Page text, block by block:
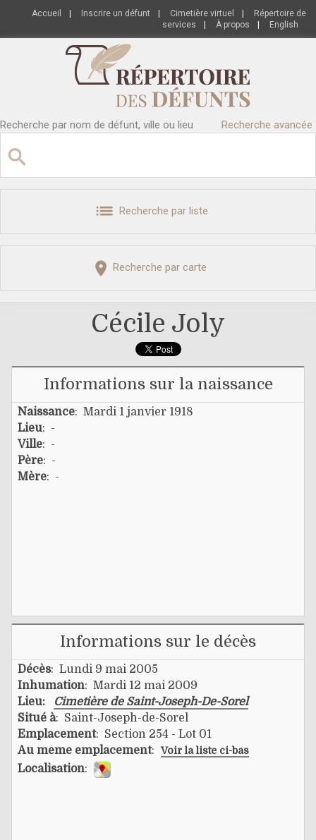
Accueil Inscrire un défunt Cimetière virtuel
Répertoire de
services
À propos English
Recherche par nom de défunt, ville ou lieu Recherche avancée
Recherche par liste
Recherche par carte
Cécile Joly
Informations sur la naissance
Naissance: Mardi 1 janvier 1918
Lieu: -
Ville: -
Père: -
Mère: -
Informations sur le décès
Décès: Lundi 9 mai 2005
Inhumation: Mardi 12 mai 2009
Lieu:
Cimetière de Saint-Joseph-De-Sorel
Situé à: Saint-Joseph-de-Sorel
Emplacement: Section 254 - Lot 01
Au même emplacement: Voir la liste ci-bas
Localisation: